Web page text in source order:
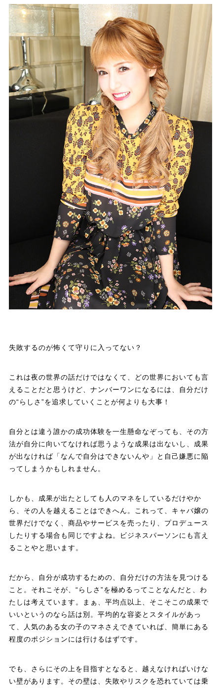
失敗するのが怖くて守りに入ってない？
これは夜の世界の話だけではなくて、どの世界においても言
えることだと思うけど、ナンバーワンになるには、自分だけ
の“らしさ”を追求していくことが何よりも大事！
自分とは違う誰かの成功体験を一生懸命なぞっても、その方
法が自分に向いてなければ思うような成果は出ないし、成果
が出なければ「なんで自分はできないんや」と自己嫌悪に陥
ってしまうかもしれません。
しかも、成果が出たとしても人のマネをしているだけやか
ら、その人を越えることはできへん。これって、キャバ嬢の
世界だけでなく、商品やサービスを売ったり、プロデュース
したりする場合も同じですよね。ビジネスパーソンにも言え
ることやと思います。
だから、自分が成功するための、自分だけの方法を見つける
こと。それこそが、“らしさ”を極めるってことなんだと、わ
たしは考えています。まぁ、平均点以上、そこそこの成果で
いいというのなら話は別。平均的な容姿とスタイルがあっ
て、人気のある女の子のマネさえできていれば、簡単にある
程度のポジションには行けるはずです。
でも、さらにその上を目指すとなると、越えなければいけな
い壁があります。その壁は、失敗やリスクを恐れていては乗